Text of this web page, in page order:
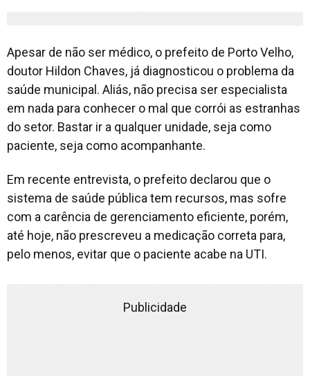
Apesar de não ser médico, o prefeito de Porto Velho,
doutor Hildon Chaves, já diagnosticou o problema da
saúde municipal. Aliás, não precisa ser especialista
em nada para conhecer o mal que corrói as estranhas
do setor. Bastar ir a qualquer unidade, seja como
paciente, seja como acompanhante.
Em recente entrevista, o prefeito declarou que o
sistema de saúde pública tem recursos, mas sofre
com a carência de gerenciamento eficiente, porém,
até hoje, não prescreveu a medicação correta para,
pelo menos, evitar que o paciente acabe na UTI.
Publicidade